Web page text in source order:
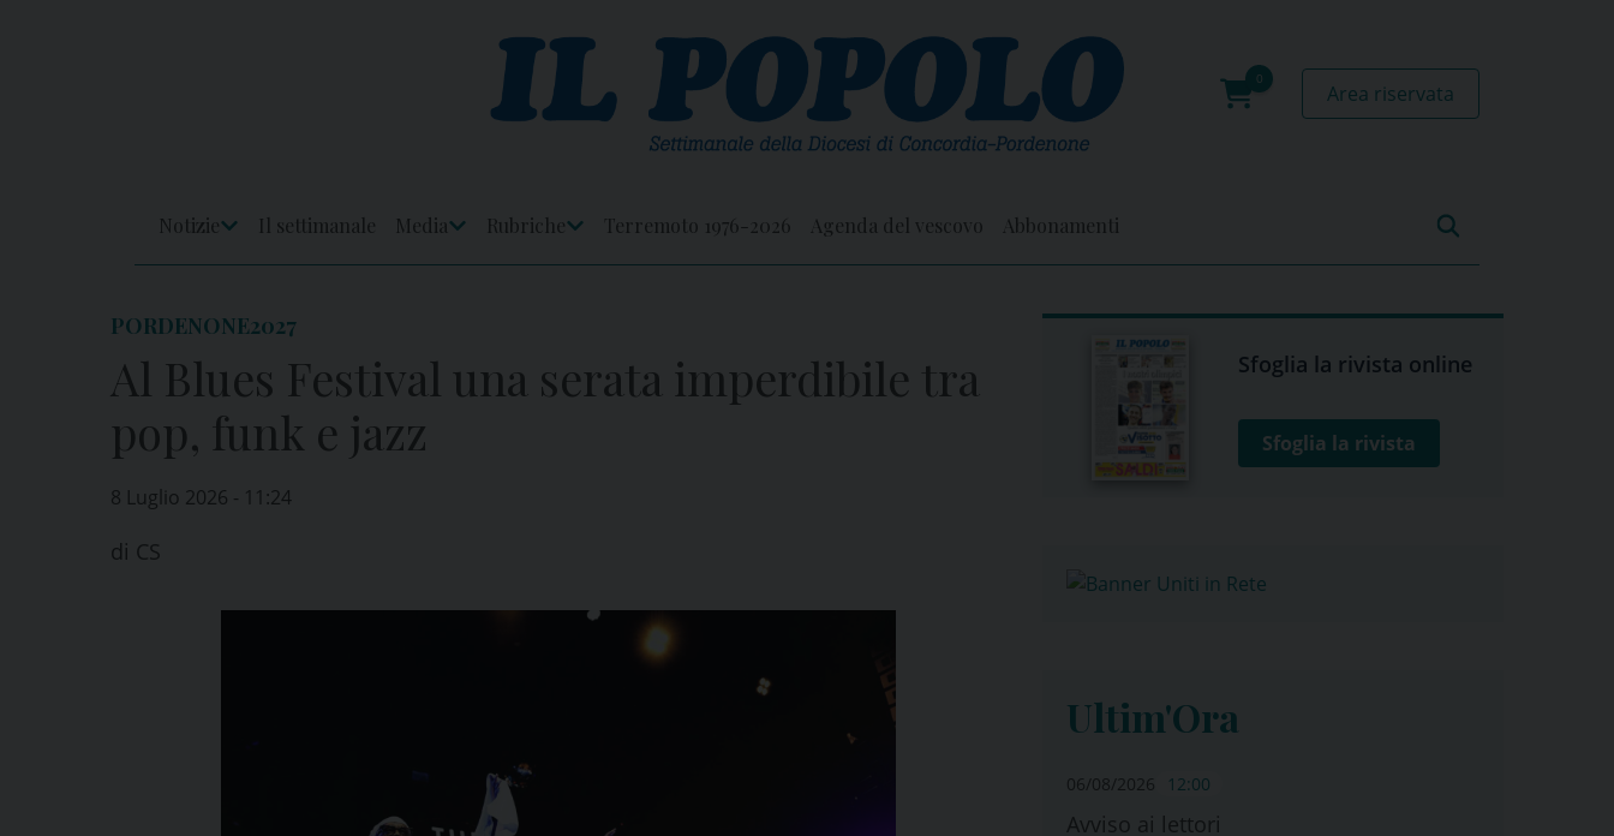
0
Area riservata
Notizie
Il settimanale
Media
Rubriche
Terremoto 1976-2026 Agenda del vescovo Abbonamenti
PORDENONE2027
Al Blues Festival una serata imperdibile tra
pop, funk e jazz
8 Luglio 2026 - 11:24
di CS
Sfoglia la rivista online
Sfoglia la rivista
Ultim'Ora
06/08/2026 12:00
Avviso ai lettori